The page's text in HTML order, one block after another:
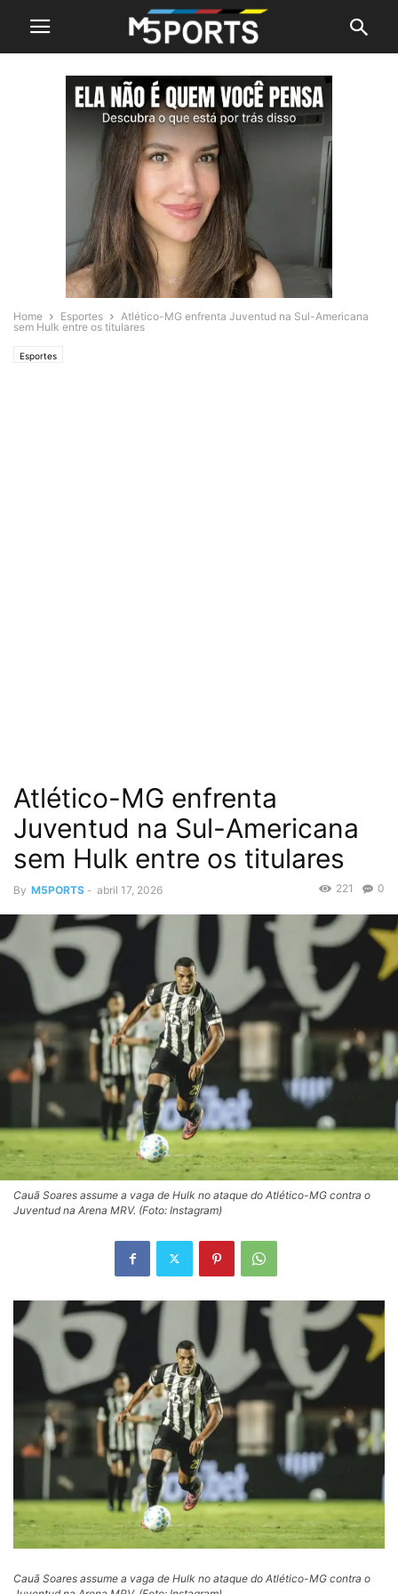
Home Esportes
Atlético-MG enfrenta Juventud na Sul-Americana
sem Hulk entre os titulares
Esportes
Atlético-MG enfrenta
Juventud na Sul-Americana
sem Hulk entre os titulares
By M5PORTS - abril 17, 2026 0
221
Cauã Soares assume a vaga de Hulk no ataque do Atlético-MG contra o
Juventud na Arena MRV. (Foto: Instagram)
Cauã Soares assume a vaga de Hulk no ataque do Atlético-MG contra o